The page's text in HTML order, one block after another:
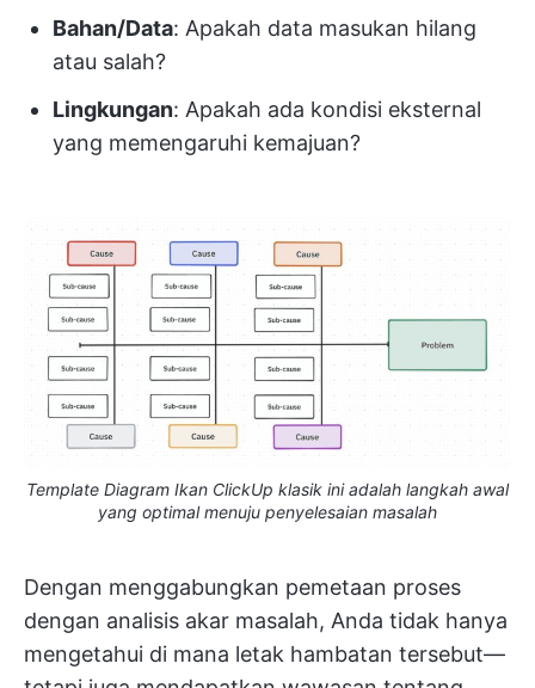
Bahan/Data: Apakah data masukan hilang
atau salah?
Lingkungan: Apakah ada kondisi eksternal
yang memengaruhi kemajuan?
Template Diagram Ikan ClickUp klasik ini adalah langkah awal
yang optimal menuju penyelesaian masalah
Dengan menggabungkan pemetaan proses
dengan analisis akar masalah, Anda tidak hanya
mengetahui di mana letak hambatan tersebut—